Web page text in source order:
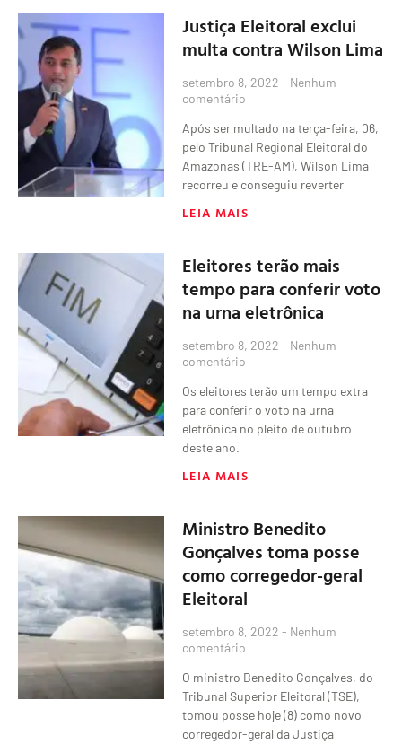
Justiça Eleitoral exclui
multa contra Wilson Lima
setembro 8, 2022 Nenhum
comentário
Após ser multado na terça-feira, 06,
pelo Tribunal Regional Eleitoral do
Amazonas (TRE-AM), Wilson Lima
recorreu e conseguiu reverter
LEIA MAIS
Eleitores terão mais
tempo para conferir voto
na urna eletrônica
setembro 8, 2022 Nenhum
comentário
Os eleitores terão um tempo extra
para conferir o voto na urna
eletrônica no pleito de outubro
deste ano.
LEIA MAIS
Ministro Benedito
Gonçalves toma posse
como corregedor-geral
Eleitoral
setembro 8, 2022 Nenhum
comentário
O ministro Benedito Gonçalves, do
Tribunal Superior Eleitoral (TSE),
tomou posse hoje (8) como novo
corregedor-geral da Justiça